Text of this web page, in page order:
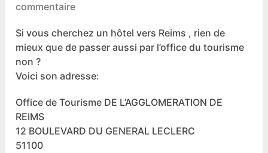
commentaire
Si vous cherchez un hôtel vers Reims , rien de
mieux que de passer aussi par l’office du tourisme
non ?
Voici son adresse:
Office de Tourisme DE L’AGGLOMERATION DE
REIMS
12 BOULEVARD DU GENERAL LECLERC
51100